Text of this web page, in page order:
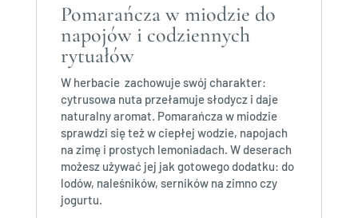
Pomarańcza w miodzie do
napojów i codziennych
rytuałów
W herbacie zachowuje swój charakter:
cytrusowa nuta przełamuje słodycz i daje
naturalny aromat. Pomarańcza w miodzie
sprawdzi się też w ciepłej wodzie, napojach
na zimę i prostych lemoniadach. W deserach
możesz używać jej jak gotowego dodatku: do
lodów, naleśników, serników na zimno czy
jogurtu.